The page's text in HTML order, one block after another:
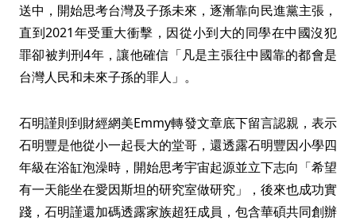
送中，開始思考台灣及子孫未來，逐漸靠向民進黨主張，
直到2021年受重大衝擊，因從小到大的同學在中國沒犯
罪卻被判刑4年，讓他確信「凡是主張往中國靠的都會是
台灣人民和未來子孫的罪人」。
石明謹則到財經網美Emmy轉發文章底下留言認親，表示
石明豐是他從小一起長大的堂哥，還透露石明豐因小學四
年級在浴缸泡澡時，開始思考宇宙起源並立下志向「希望
有一天能坐在愛因斯坦的研究室做研究」，後來也成功實
踐，石明謹還加碼透露家族超狂成員，包含華碩共同創辦